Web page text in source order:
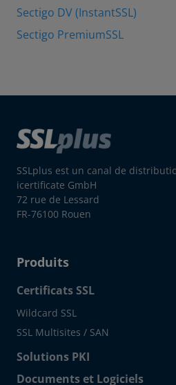
Sectigo DV (InstantSSL)
Sectigo PremiumSSL
SSLplus est un canal de
icertificate GmbH
72 rue de Lessard
FR-76100 Rouen
Produits
Certificats SSL
Wildcard SSL
SSL Multisites / SAN
Solutions PKI
Documents et Logiciels